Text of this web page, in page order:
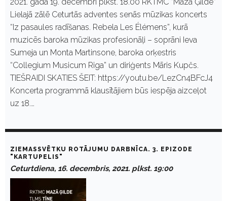
Lielajā zālē Ceturtās adventes senās mūzikas koncerts
“Iz pasaules radīšanas. Rebela Les Élémens”, kurā
muzicēs baroka mūzikas profesionāļi – soprāni Ieva
Sumeja un Monta Martinsone, baroka orķestris
“Collegium Musicum Riga” un diriģents Māris Kupčs.
TIEŠRAIDI SKATIES ŠEIT: https://youtu.be/LezCn4BFcJ4
Koncerta programmā klausītājiem būs iespēja aizceļot
uz 18.…
ZIEMASSVĒTKU ROTĀJUMU DARBNĪCA. 3. EPIZODE
"KARTUPELIS"
Ceturtdiena, 16. decembris, 2021. plkst. 19:00